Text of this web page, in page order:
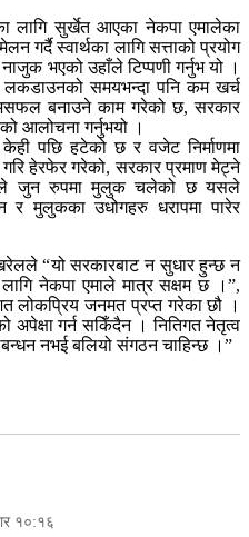
लागि सुर्खेत आएका नेकपा एमालेका
गर्दै स्वार्थका लागि सत्ताको प्रयोग
भएको उहाँले टिप्पणी गर्नुभ यो ।
लकडाउनको समयभन्दा पनि कम खर्च
बनाउने काम गरेको छ, सरकार
आलोचना गर्नुभयो ।
पछि हटेको छ र वजेट निर्माणमा
गरि हेरफेर गरेको, सरकार प्रमाण मेट्ने
जुन रुपमा मुलुक चलेको छ यसले
मुलुकका उधोगहरु धरापमा पारेर
“यो सरकारबाट न सुधार हुन्छ न
नेकपा एमाले मात्र सक्षम छ ।”,
लोकप्रिय जनमत प्रप्त गरेका छौ ।
अपेक्षा गर्न सकिँदैन । नितिगत नेतृत्व
नभई बलियो संगठन चाहिन्छ ।”
१०:१६